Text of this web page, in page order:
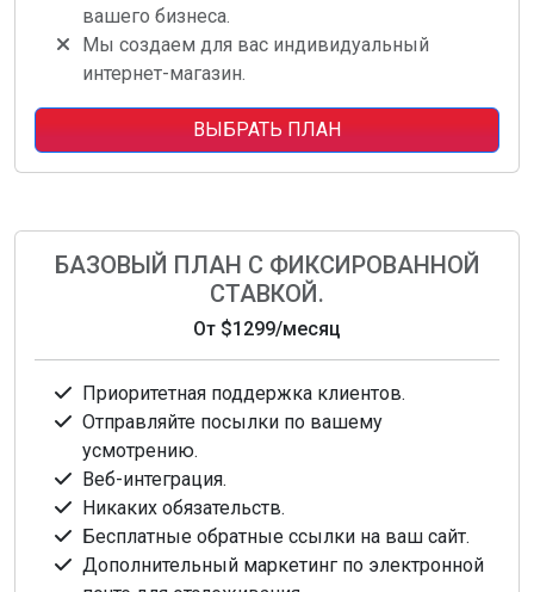
вашего бизнеса.
Мы создаем для вас индивидуальный
интернет-магазин.
ВЫБРАТЬ ПЛАН
БАЗОВЫЙ ПЛАН С ФИКСИРОВАННОЙ
СТАВКОЙ.
От $1299/месяц
Приоритетная поддержка клиентов.
Отправляйте посылки по вашему
усмотрению.
Веб-интеграция.
Никаких обязательств.
Бесплатные обратные ссылки на ваш сайт.
Дополнительный маркетинг по электронной